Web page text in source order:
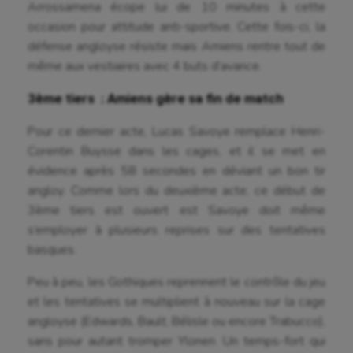
Gymnastique
Hippisme
Jeux Olympiques et Paralympiques
Kayak-polo
Longue paume
Arrossamena écope lui de 10 minutes à cette
occasion pour attitude anti-sportive. Cette fois-ci, la
défense angloyse résiste mais Amiens rentre tout de
même aux vestiaires avec 4 buts d’avance.
3ème tiers : Amiens gère sa fin de match
Pour ce dernier acte, Lucas Savoye remplace Henri-
Corentin Buysse dans les cages, et il se met en
évidence après 58 secondes en déviant un bon tir
angloy. Comme lors du deuxième acte, ce début de
3ème tiers est ouvert est Savoye doit même
s’employer à plusieurs reprises sur des tentatives
basques.
Peu à peu, les Gothiques reprennent le contrôle du jeu
et les tentatives se multiplient à nouveau sur la cage
angloyse (Edwards, Bault, Bélisle ou encore Trabucco),
sans pour autant tromper Ylonen. Un temps-fort qui